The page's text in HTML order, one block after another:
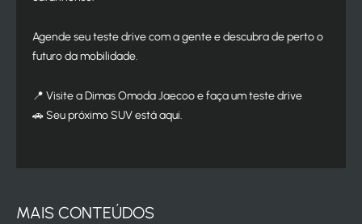
Agende seu teste drive com a gente e descubra de perto o
futuro da mobilidade.
📍 Visite a Dimas Omoda Jaecoo e faça um teste drive
🚗 Seu próximo SUV está aqui.
MAIS CONTEÚDOS